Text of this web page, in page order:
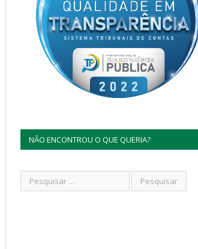
NÃO ENCONTROU O QUE QUERIA?